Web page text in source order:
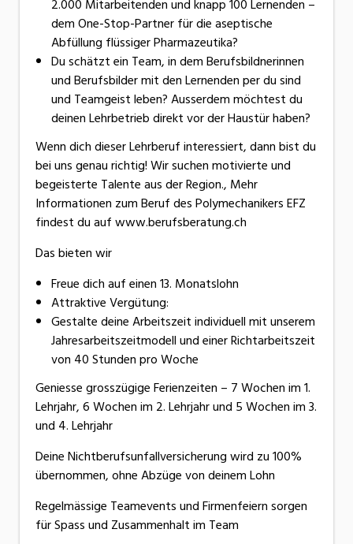
2.000 Mitarbeitenden und knapp 100 Lernenden –
dem One-Stop-Partner für die aseptische
Abfüllung flüssiger Pharmazeutika?
Du schätzt ein Team, in dem Berufsbildnerinnen
und Berufsbilder mit den Lernenden per du sind
und Teamgeist leben? Ausserdem möchtest du
deinen Lehrbetrieb direkt vor der Haustür haben?
Wenn dich dieser Lehrberuf interessiert, dann bist du
bei uns genau richtig! Wir suchen motivierte und
begeisterte Talente aus der Region., Mehr
Informationen zum Beruf des Polymechanikers EFZ
findest du auf www.berufsberatung.ch
Das bieten wir
Freue dich auf einen 13. Monatslohn
Attraktive Vergütung:
Gestalte deine Arbeitszeit individuell mit unserem
Jahresarbeitszeitmodell und einer Richtarbeitszeit
von 40 Stunden pro Woche
Geniesse grosszügige Ferienzeiten – 7 Wochen im 1.
Lehrjahr, 6 Wochen im 2. Lehrjahr und 5 Wochen im 3.
und 4. Lehrjahr
Deine Nichtberufsunfallversicherung wird zu 100%
übernommen, ohne Abzüge von deinem Lohn
Regelmässige Teamevents und Firmenfeiern sorgen
für Spass und Zusammenhalt im Team